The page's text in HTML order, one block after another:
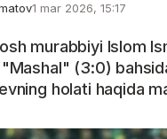
1 mar 2026, 15:17
murabbiyi Islom
(3:0)
holati haqida